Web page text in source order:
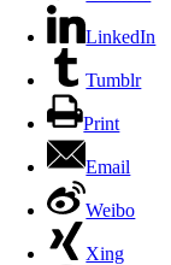
LinkedIn
Tumblr
Print
Email
Weibo
Xing